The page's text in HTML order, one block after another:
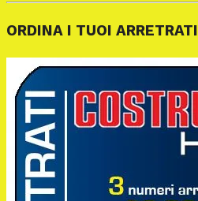
ORDINA I TUOI ARRETRATI